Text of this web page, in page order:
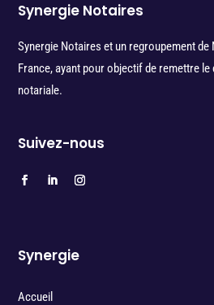
Synergie Notaires
Synergie Notaires et un regroupement
France, ayant pour objectif de remettre
notariale.
Suivez-nous
Synergie
Accueil